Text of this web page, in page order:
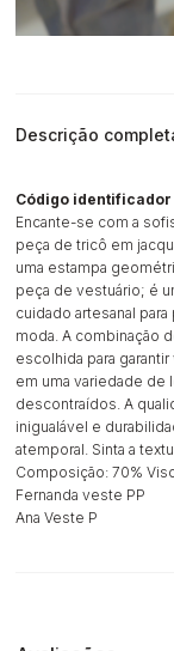
Descrição
Código identificador
Encante-se com a
peça de tricô em
uma estampa
peça de vestuário; é
cuidado artesanal
moda. A combinação
escolhida para
em uma variedade de
descontraídos. A
inigualável e
atemporal. Sinta a
Composição: 70%
Fernanda veste PP
Ana Veste P